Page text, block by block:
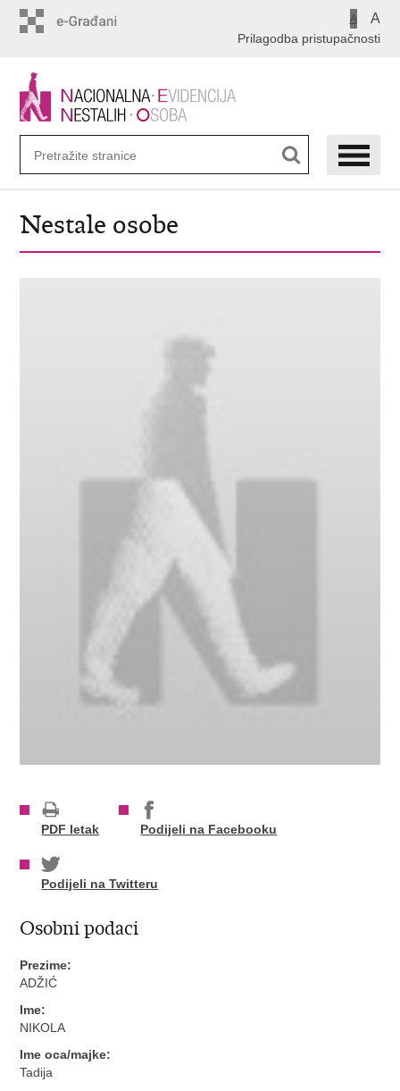
A A
Prilagodba pristupačnosti
Nestale osobe
PDF letak Podijeli na Facebooku
Podijeli na Twitteru
Osobni podaci
Prezime:
ADŽIĆ
Ime:
NIKOLA
Ime oca/majke:
Tadija